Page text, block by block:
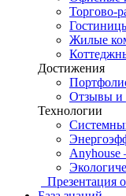
Торгово-
Жилые
Достижения
Отзывы и
Технологии
Anyhouse
Презентация